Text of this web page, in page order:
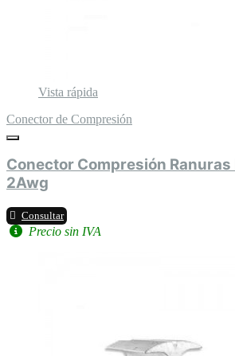
Vista rápida
Conector de Compresión
Conector Compresión
2Awg
Consultar
Precio sin IVA